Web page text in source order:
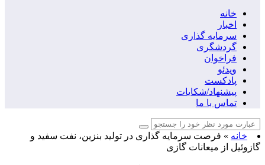
خانه
اخبار
سرمایه گذاری
گردشگری
فراخوان
ویدئو
پادکست
پیشنهاد/شکایات
تماس با ما
خانه » فرصت سرمایه گذاری در تولید بنزین، نفت سفید و
گازوئیل از میعانات گازی